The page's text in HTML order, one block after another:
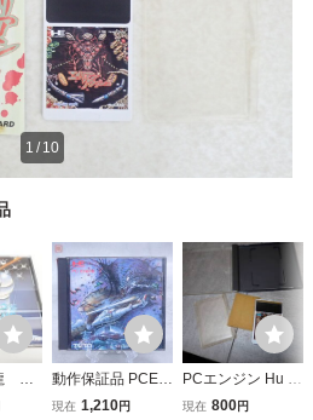
1 / 10
AC
イ
動作保証品 PCE P
Cエンジン Huカー
現在 1,210円
PCエンジン Hu C
ARD カード 邪聖
現在 800円